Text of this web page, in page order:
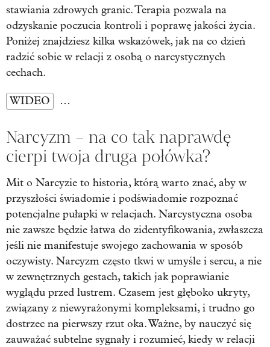
stawiania zdrowych granic. Terapia pozwala na
odzyskanie poczucia kontroli i poprawę jakości życia.
Poniżej znajdziesz kilka wskazówek, jak na co dzień
radzić sobie w relacji z osobą o narcystycznych
cechach.
WIDEO …
Narcyzm – na co tak naprawdę
cierpi twoja druga połówka?
Mit o Narcyzie to historia, którą warto znać, aby w
przyszłości świadomie i podświadomie rozpoznać
potencjalne pułapki w relacjach. Narcystyczna osoba
nie zawsze będzie łatwa do zidentyfikowania, zwłaszcza
jeśli nie manifestuje swojego zachowania w sposób
oczywisty. Narcyzm często tkwi w umyśle i sercu, a nie
w zewnętrznych gestach, takich jak poprawianie
wyglądu przed lustrem. Czasem jest głęboko ukryty,
związany z niewyrażonymi kompleksami, i trudno go
dostrzec na pierwszy rzut oka. Ważne, by nauczyć się
zauważać subtelne sygnały i rozumieć, kiedy w relacji